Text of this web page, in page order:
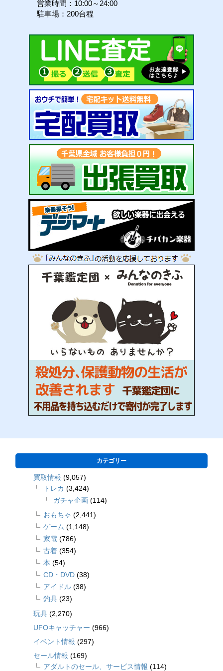
営業時間：10:00～24:00
駐車場：200台程
カテゴリー
買取情報 (9,057)
トレカ (3,424)
ガチャ企画 (114)
おもちゃ (2,441)
ゲーム (1,148)
家電 (786)
古着 (354)
本 (54)
CD・DVD (38)
アイドル (38)
釣具 (23)
玩具 (2,270)
UFOキャッチャー (966)
イベント情報 (297)
セール情報 (169)
アダルトのセール、サービス情報 (114)